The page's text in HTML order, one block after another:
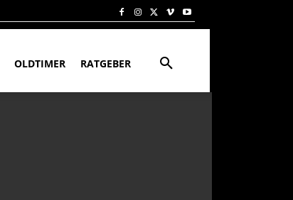
OLDTIMER RATGEBER